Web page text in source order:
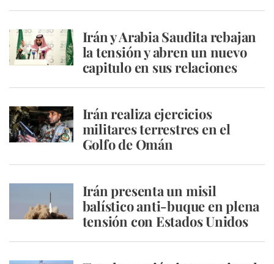
Irán y Arabia Saudita rebajan
la tensión y abren un nuevo
capitulo en sus relaciones
Irán realiza ejercicios
militares terrestres en el
Golfo de Omán
Irán presenta un misil
balístico anti-buque en plena
tensión con Estados Unidos